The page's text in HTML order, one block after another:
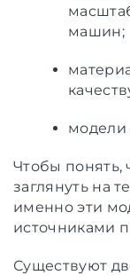
машин;
модели
Чтобы понять,
заглянуть на
именно эти
источниками
Существуют